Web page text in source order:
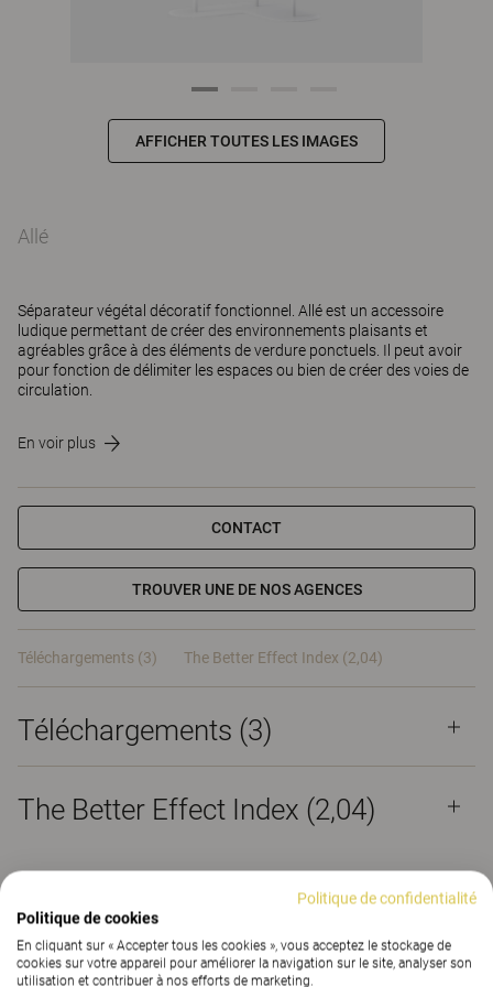
AFFICHER TOUTES LES IMAGES
Allé
Séparateur végétal décoratif fonctionnel. Allé est un accessoire
ludique permettant de créer des environnements plaisants et
agréables grâce à des éléments de verdure ponctuels. Il peut avoir
pour fonction de délimiter les espaces ou bien de créer des voies de
circulation.
En voir plus
CONTACT
TROUVER UNE DE NOS AGENCES
Téléchargements (3) The Better Effect Index (2,04)
Téléchargements (3)
The Better Effect Index (2,04)
Allé
Politique de confidentialité
Politique de cookies
En cliquant sur « Accepter tous les cookies », vous acceptez le stockage de
cookies sur votre appareil pour améliorer la navigation sur le site, analyser son
utilisation et contribuer à nos efforts de marketing.